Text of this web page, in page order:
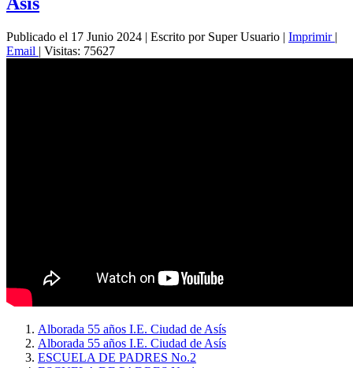
Publicado el 17 Junio 2024 | Escrito por Super Usuario | Imprimir |
Email | Visitas: 75627
Alborada 55 años I.E. Ciudad de Asís
Alborada 55 años I.E. Ciudad de Asís
ESCUELA DE PADRES No.2